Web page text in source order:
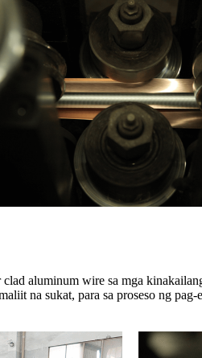
aluminum wire sa mga
na sukat, para sa proseso ng pag-